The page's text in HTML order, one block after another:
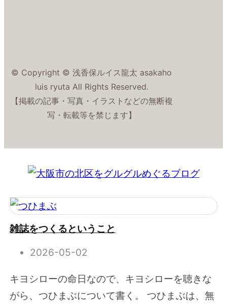
© Copyright © 浅香保ルイス龍太 asakaho
luis ryuta All Rights Reserved.
【掲載の記事・写真・イラストなどの無断複
写・転載等を禁じます】
雑誌をつくるということ
2026-05-02
キヨシローの命日なので、キヨシローを聴きな
がら、つひまぶについて書く。 つひまぶは、無